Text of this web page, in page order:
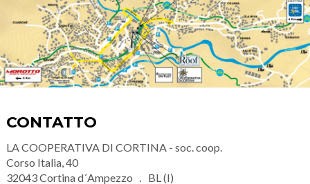
CONTATTO
LA COOPERATIVA DI CORTINA - soc. coop.
Corso Italia, 40
32043Cortina d´Ampezzo
BL (I)